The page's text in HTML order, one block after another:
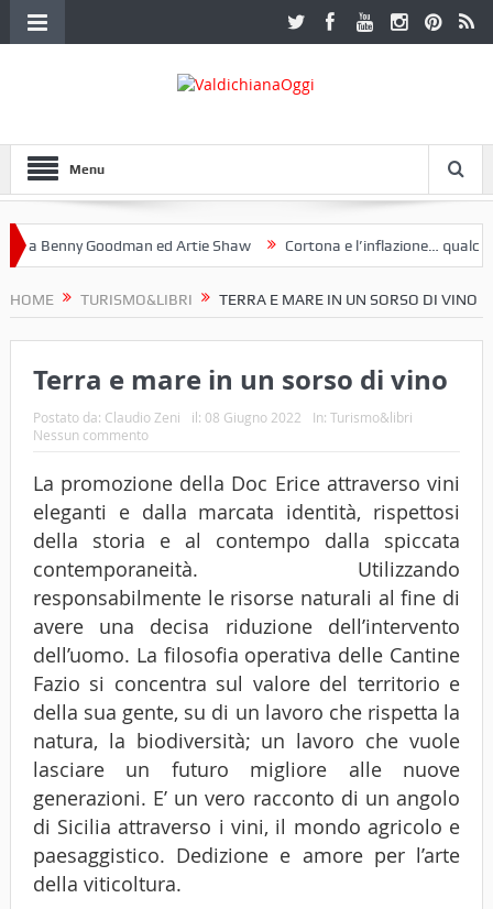
Menu
a Benny Goodman ed Artie Shaw Cortona e l’inflazione… qualche
HOME TURISMO&LIBRI TERRA E MARE IN UN SORSO DI VINO
Terra e mare in un sorso di vino
Postato da: Claudio Zeni il: 08 Giugno 2022 In: Turismo&libri
Nessun commento
La promozione della Doc Erice attraverso vini
eleganti e dalla marcata identità, rispettosi
della storia e al contempo dalla spiccata
contemporaneità. Utilizzando
responsabilmente le risorse naturali al fine di
avere una decisa riduzione dell’intervento
dell’uomo. La filosofia operativa delle Cantine
Fazio si concentra sul valore del territorio e
della sua gente, su di un lavoro che rispetta la
natura, la biodiversità; un lavoro che vuole
lasciare un futuro migliore alle nuove
generazioni. E’ un vero racconto di un angolo
di Sicilia attraverso i vini, il mondo agricolo e
paesaggistico. Dedizione e amore per l’arte
della viticoltura.